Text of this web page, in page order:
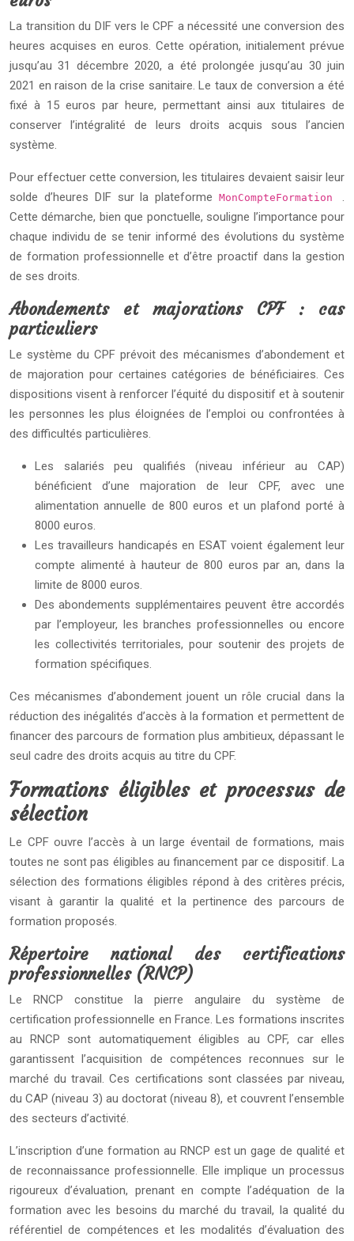
La transition du DIF vers le CPF a nécessité une conversion des
heures acquises en euros. Cette opération, initialement prévue
jusqu’au 31 décembre 2020, a été prolongée jusqu’au 30 juin
2021 en raison de la crise sanitaire. Le taux de conversion a été
fixé à 15 euros par heure, permettant ainsi aux titulaires de
conserver l’intégralité de leurs droits acquis sous l’ancien
système.
Pour effectuer cette conversion, les titulaires devaient saisir leur
solde d’heures DIF sur la plateformeMonCompteFormation .
Cette démarche, bien que ponctuelle, souligne l’importance pour
chaque individu de se tenir informé des évolutions du système
de formation professionnelle et d’être proactif dans la gestion
de ses droits.
Abondements et majorations CPF : cas
particuliers
Le système du CPF prévoit des mécanismes d’abondement et
de majoration pour certaines catégories de bénéficiaires. Ces
dispositions visent à renforcer l’équité du dispositif et à soutenir
les personnes les plus éloignées de l’emploi ou confrontées à
des difficultés particulières.
Les salariés peu qualifiés (niveau inférieur au CAP)
bénéficient d’une majoration de leur CPF, avec une
alimentation annuelle de 800 euros et un plafond porté à
8000 euros.
Les travailleurs handicapés en ESAT voient également leur
compte alimenté à hauteur de 800 euros par an, dans la
limite de 8000 euros.
Des abondements supplémentaires peuvent être accordés
par l’employeur, les branches professionnelles ou encore
les collectivités territoriales, pour soutenir des projets de
formation spécifiques.
Ces mécanismes d’abondement jouent un rôle crucial dans la
réduction des inégalités d’accès à la formation et permettent de
financer des parcours de formation plus ambitieux, dépassant le
seul cadre des droits acquis au titre du CPF.
Formations éligibles et processus de
sélection
Le CPF ouvre l’accès à un large éventail de formations, mais
toutes ne sont pas éligibles au financement par ce dispositif. La
sélection des formations éligibles répond à des critères précis,
visant à garantir la qualité et la pertinence des parcours de
formation proposés.
Répertoire national des certifications
professionnelles (RNCP)
Le RNCP constitue la pierre angulaire du système de
certification professionnelle en France. Les formations inscrites
au RNCP sont automatiquement éligibles au CPF, car elles
garantissent l’acquisition de compétences reconnues sur le
marché du travail. Ces certifications sont classées par niveau,
du CAP (niveau 3) au doctorat (niveau 8), et couvrent l’ensemble
des secteurs d’activité.
L’inscription d’une formation au RNCP est un gage de qualité et
de reconnaissance professionnelle. Elle implique un processus
rigoureux d’évaluation, prenant en compte l’adéquation de la
formation avec les besoins du marché du travail, la qualité du
référentiel de compétences et les modalités d’évaluation des